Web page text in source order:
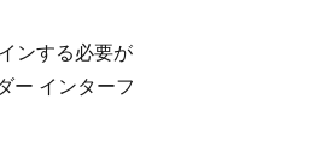
ンする必要が
ー インターフ